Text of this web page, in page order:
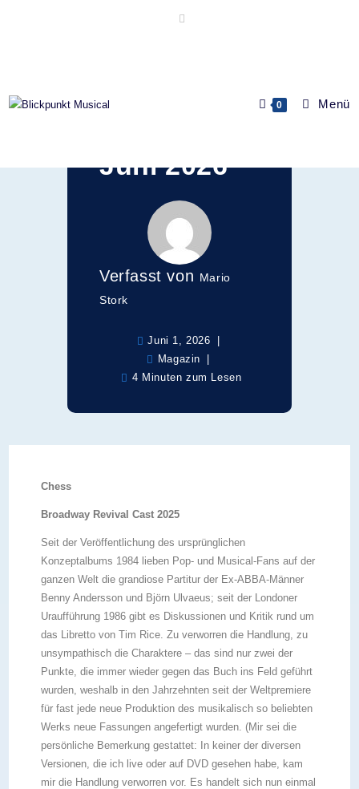
0 Menü
Juni 2026
Verfasst von Mario
Stork
Juni 1, 2026
Magazin
4 Minuten zum Lesen
Chess
Broadway Revival Cast 2025
Seit der Veröffentlichung des ursprünglichen
Konzeptalbums 1984 lieben Pop- und Musical-Fans auf der
ganzen Welt die grandiose Partitur der Ex-ABBA-Männer
Benny Andersson und Björn Ulvaeus; seit der Londoner
Uraufführung 1986 gibt es Diskussionen und Kritik rund um
das Libretto von Tim Rice. Zu verworren die Handlung, zu
unsympathisch die Charaktere – das sind nur zwei der
Punkte, die immer wieder gegen das Buch ins Feld geführt
wurden, weshalb in den Jahrzehnten seit der Weltpremiere
für fast jede neue Produktion des musikalisch so beliebten
Werks neue Fassungen angefertigt wurden. (Mir sei die
persönliche Bemerkung gestattet: In keiner der diversen
Versionen, die ich live oder auf DVD gesehen habe, kam
mir die Handlung verworren vor. Es handelt sich nun einmal